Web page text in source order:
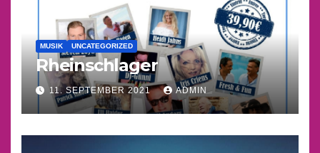
MUSIK UNCATEGORIZED
Rheinschlager
11. SEPTEMBER 2021 ADMIN